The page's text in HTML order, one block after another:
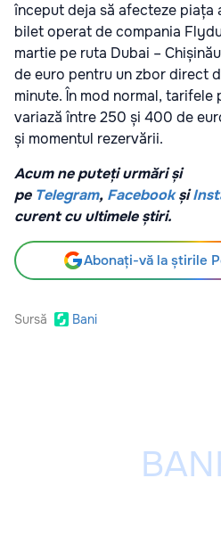
început deja să afecteze piața
bilet operat de compania
martie pe ruta Dubai –
de euro pentru un zbor direct
minute. În mod normal, tarifele
variază între 250 și 400 de
și momentul rezervării.
Acum ne puteți urmări și
pe Telegram, Facebook și
curent cu ultimele știri.
Abonați-vă la știrile
Sursă Bani